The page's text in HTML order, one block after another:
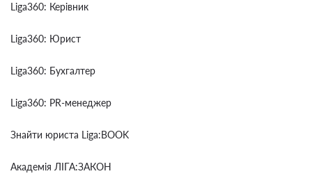
Liga360: Керівник
Liga360: Юрист
Liga360: Бухгалтер
Liga360: PR-менеджер
Знайти юриста Liga:BOOK
Академія ЛІГА:ЗАКОН